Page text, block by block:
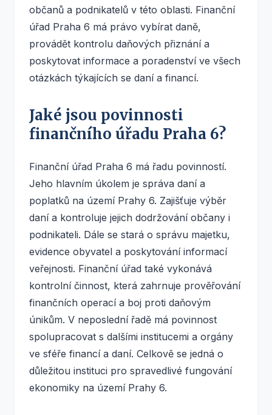
občanů a podnikatelů v této oblasti. Finanční
úřad Praha 6 má právo vybírat daně,
provádět kontrolu daňových přiznání a
poskytovat informace a poradenství ve všech
otázkách týkajících se daní a financí.
Jaké jsou povinnosti
finančního úřadu Praha 6?
Finanční úřad Praha 6 má řadu povinností.
Jeho hlavním úkolem je správa daní a
poplatků na území Prahy 6. Zajišťuje výběr
daní a kontroluje jejich dodržování občany i
podnikateli. Dále se stará o správu majetku,
evidence obyvatel a poskytování informací
veřejnosti. Finanční úřad také vykonává
kontrolní činnost, která zahrnuje prověřování
finančních operací a boj proti daňovým
únikům. V neposlední řadě má povinnost
spolupracovat s dalšími institucemi a orgány
ve sféře financí a daní. Celkově se jedná o
důležitou instituci pro spravedlivé fungování
ekonomiky na území Prahy 6.